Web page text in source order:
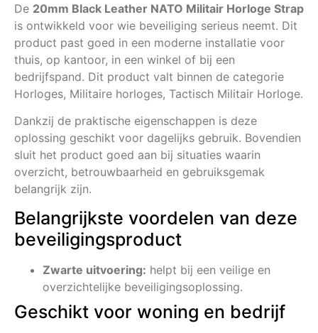
De 20mm Black Leather NATO Militair Horloge Strap
is ontwikkeld voor wie beveiliging serieus neemt. Dit
product past goed in een moderne installatie voor
thuis, op kantoor, in een winkel of bij een
bedrijfspand. Dit product valt binnen de categorie
Horloges, Militaire horloges, Tactisch Militair Horloge.
Dankzij de praktische eigenschappen is deze
oplossing geschikt voor dagelijks gebruik. Bovendien
sluit het product goed aan bij situaties waarin
overzicht, betrouwbaarheid en gebruiksgemak
belangrijk zijn.
Belangrijkste voordelen van deze
beveiligingsproduct
Zwarte uitvoering: helpt bij een veilige en
overzichtelijke beveiligingsoplossing.
Geschikt voor woning en bedrijf